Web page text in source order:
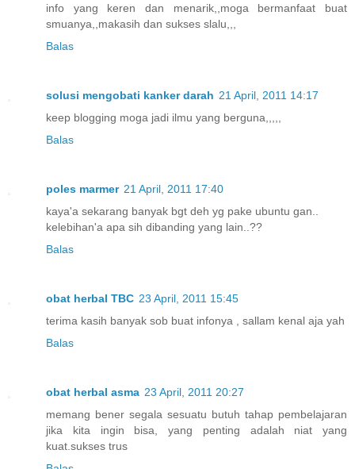
info yang keren dan menarik,,moga bermanfaat buat
smuanya,,makasih dan sukses slalu,,,
Balas
solusi mengobati kanker darah 21 April, 2011 14:17
keep blogging moga jadi ilmu yang berguna,,,,,
Balas
poles marmer 21 April, 2011 17:40
kaya'a sekarang banyak bgt deh yg pake ubuntu gan..
kelebihan'a apa sih dibanding yang lain..??
Balas
obat herbal TBC 23 April, 2011 15:45
terima kasih banyak sob buat infonya , sallam kenal aja yah
Balas
obat herbal asma 23 April, 2011 20:27
memang bener segala sesuatu butuh tahap pembelajaran
jika kita ingin bisa, yang penting adalah niat yang
kuat.sukses trus